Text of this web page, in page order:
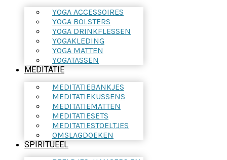
YOGA ACCESSOIRES
YOGA BOLSTERS
YOGA DRINKFLESSEN
YOGAKLEDING
YOGA MATTEN
YOGATASSEN
MEDITATIE
MEDITATIEBANKJES
MEDITATIEKUSSENS
MEDITATIEMATTEN
MEDITATIESETS
MEDITATIESTOELTJES
OMSLAGDOEKEN
SPIRITUEEL